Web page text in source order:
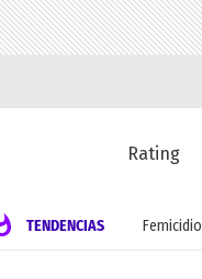
Rating
TENDENCIAS Femicidio